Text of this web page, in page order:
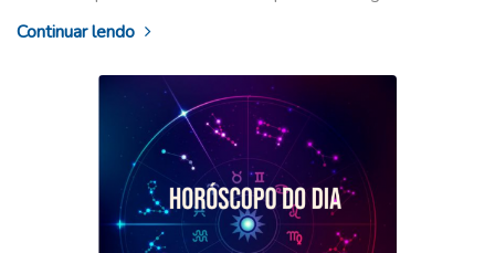
Continuar lendo